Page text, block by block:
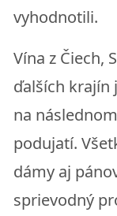
vyhodnotili.
Vína z Čiech,
ďalších krajín
na
podujatí.
dámy aj
sprievodný